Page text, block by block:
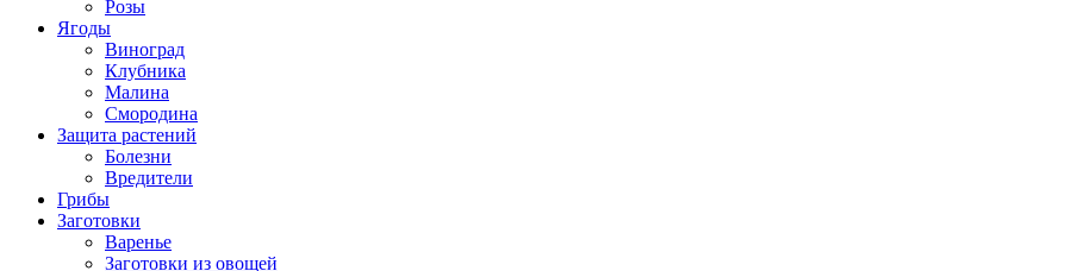
Розы
Ягоды
Виноград
Клубника
Малина
Смородина
Защита растений
Болезни
Вредители
Грибы
Заготовки
Варенье
Заготовки из овощей